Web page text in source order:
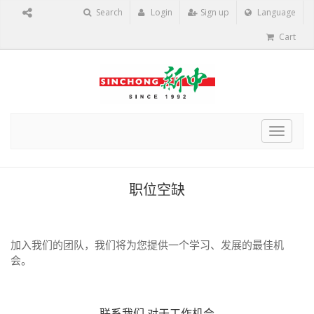
Search Login Sign up Language
Cart
Toggle
职位空缺
加入我们的团队，我们将为您提供一个学习、发展的最佳机
会。